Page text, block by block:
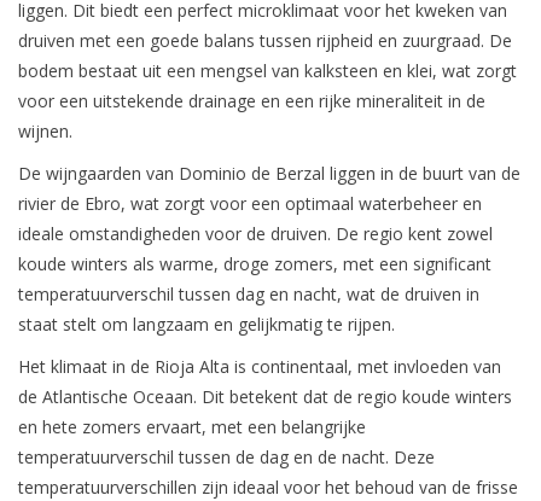
liggen. Dit biedt een perfect microklimaat voor het kweken van
druiven met een goede balans tussen rijpheid en zuurgraad. De
bodem bestaat uit een mengsel van kalksteen en klei, wat zorgt
voor een uitstekende drainage en een rijke mineraliteit in de
wijnen.
De wijngaarden van Dominio de Berzal liggen in de buurt van de
rivier de Ebro, wat zorgt voor een optimaal waterbeheer en
ideale omstandigheden voor de druiven. De regio kent zowel
koude winters als warme, droge zomers, met een significant
temperatuurverschil tussen dag en nacht, wat de druiven in
staat stelt om langzaam en gelijkmatig te rijpen.
Het klimaat in de Rioja Alta is continentaal, met invloeden van
de Atlantische Oceaan. Dit betekent dat de regio koude winters
en hete zomers ervaart, met een belangrijke
temperatuurverschil tussen de dag en de nacht. Deze
temperatuurverschillen zijn ideaal voor het behoud van de frisse